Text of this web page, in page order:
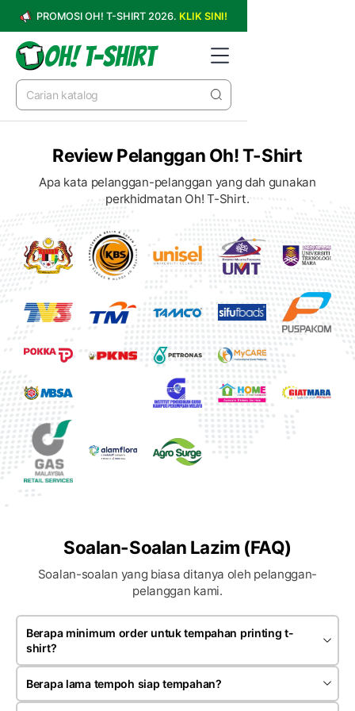
PROMOSI OH! T-SHIRT 2026. KLIK SINI!
Review Pelanggan Oh! T-Shirt
Apa kata pelanggan-pelanggan yang dah gunakan
perkhidmatan Oh! T-Shirt.
Soalan-Soalan Lazim (FAQ)
Soalan-soalan yang biasa ditanya oleh pelanggan-
pelanggan kami.
Berapa minimum order untuk tempahan printing t-
shirt?
Minimum order bergantung kepada jenis produk dan teknik
printing yang dipilih. Kebiasaannya tempahan bermula
sekitar 20 hingga 30 helai untuk satu design.
Berapa lama tempoh siap tempahan?
Kebiasaannya tempahan siap dalam anggaran 7 hingga 14